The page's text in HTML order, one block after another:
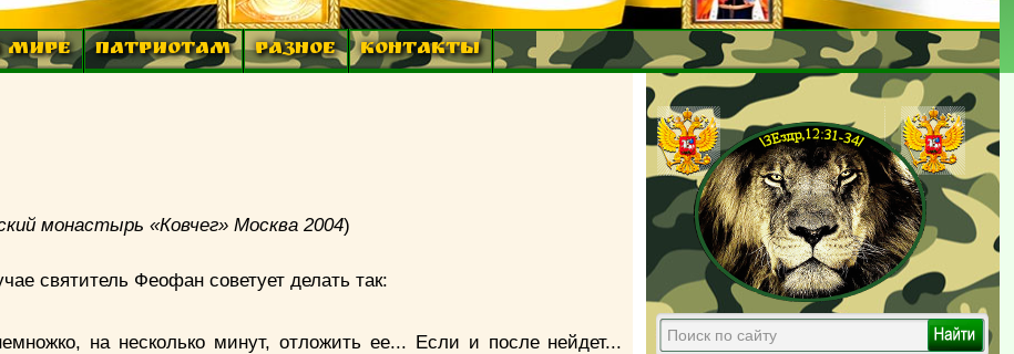
МИРЕ ПАТРИОТАМ РАЗНОЕ КОНТАКТЫ
монастырь «Ковчег» Москва 2004)
святитель Феофан советует делать так:
на несколько минут, отложить ее... Если и после нейдет...